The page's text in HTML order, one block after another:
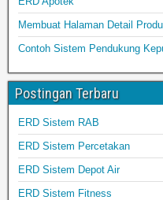
Membuat Halaman Detail
Contoh Sistem Pendukung
Postingan Terbaru
ERD Sistem RAB
ERD Sistem Percetakan
ERD Sistem Depot Air
ERD Sistem Fitness